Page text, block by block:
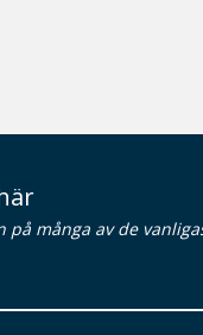
många av de